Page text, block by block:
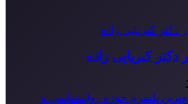
کبریایی زاده